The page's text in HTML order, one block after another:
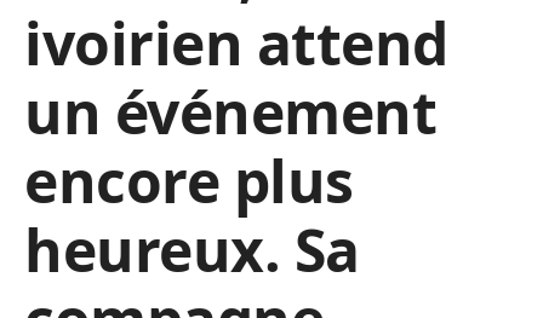
ivoirien attend
un événement
encore plus
heureux. Sa